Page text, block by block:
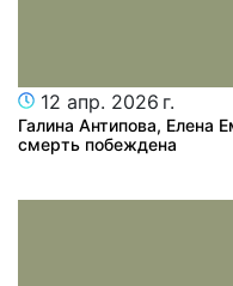
12 апр. 2026 г.
Галина Антипова, Елена
смерть побеждена